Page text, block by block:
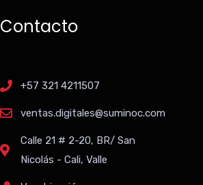
Contacto
+57 321 4211507
ventas.digitales@suminoc.com
Calle 21 # 2-20, BR/ San
Nicolás - Cali, Valle